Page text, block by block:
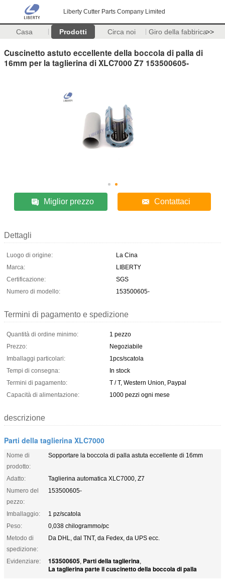
Liberty Cutter Parts Company Limited
Casa Prodotti Circa noi Giro della fabbrica>>
Cuscinetto astuto eccellente della boccola di palla di
16mm per la taglierina di XLC7000 Z7 153500605-
Miglior prezzo Contattaci
Dettagli
Luogo di origine:
La Cina
Marca:
LIBERTY
Certificazione:
SGS
Numero di modello:
153500605-
Termini di pagamento e spedizione
Quantità di ordine minimo:
1 pezzo
Prezzo:
Negoziabile
Imballaggi particolari:
1pcs/scatola
Tempi di consegna:
In stock
Termini di pagamento:
T / T, Western Union, Paypal
Capacità di alimentazione:
1000 pezzi ogni mese
descrizione
Parti della taglierina XLC7000
Nome di
prodotto:
Sopportare la boccola di palla astuta eccellente di 16mm
Adatto:
Taglierina automatica XLC7000, Z7
Numero del
pezzo:
153500605-
Imballaggio:
1 pz/scatola
Peso:
0,038 chilogrammo/pc
Metodo di
spedizione:
Da DHL, dal TNT, da Fedex, da UPS ecc.
Evidenziare: 153500605, Parti della taglierina,
La taglierina parte il cuscinetto della boccola di palla